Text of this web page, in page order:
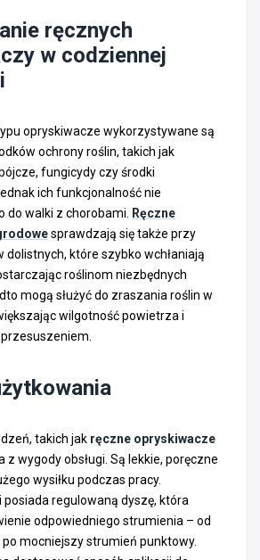
ręcznych
w codziennej
opryskiwacze wykorzystywane są
ochrony roślin, takich jak
fungicydy czy środki
ich funkcjonalność nie
do walki z chorobami.
Ręczne
sprawdzają się także przy
dolistnych, które szybko wchłaniają
roślinom niezbędnych
mogą służyć do zraszania roślin w
wilgotność powietrza i
takich jak ręczne opryskiwacze
z wygody obsługi. Są lekkie, poręczne
wysiłku podczas pracy.
posiada regulowaną dyszę, która
odpowiedniego strumienia – od
po mocniejszy strumień punktowy.